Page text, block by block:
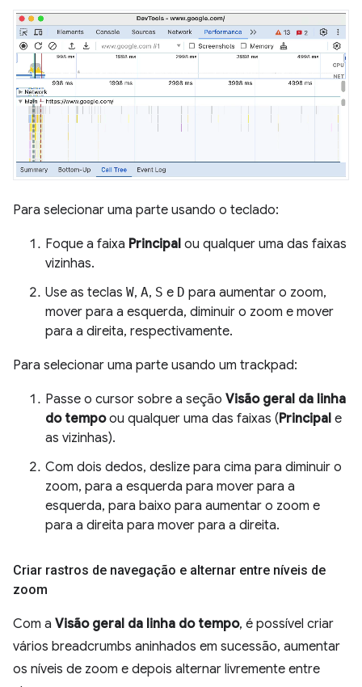
Para selecionar uma parte usando o teclado:
Foque a faixa Principal ou qualquer uma das faixas
vizinhas.
Use as teclas W, A, S e D para aumentar o zoom,
mover para a esquerda, diminuir o zoom e mover
para a direita, respectivamente.
Para selecionar uma parte usando um trackpad:
Passe o cursor sobre a seção Visão geral da linha
do tempoou qualquer uma das faixas (Principal e
as vizinhas).
Com dois dedos, deslize para cima para diminuir o
zoom, para a esquerda para mover para a
esquerda, para baixo para aumentar o zoom e
para a direita para mover para a direita.
Criar rastros de navegação e alternar entre níveis de
zoom
Com a Visão geral da linha do tempo, é possível criar
vários breadcrumbs aninhados em sucessão, aumentar
os níveis de zoom e depois alternar livremente entre